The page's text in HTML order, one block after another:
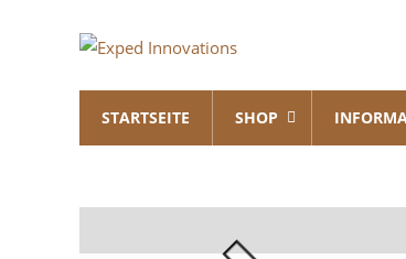
Exped
Innovations
Solutions
for
Overland
STARTSEITE SHOP